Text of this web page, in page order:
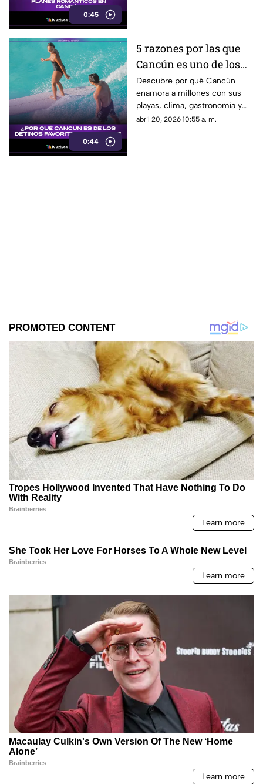
0:45
0:44
5 razones por las que
Cancún es uno de los
destinos más amados
del mundo por turistas
Descubre por qué Cancún
enamora a millones con sus
playas, clima, gastronomía y
diversión.
abril 20, 2026 10:55 a. m.